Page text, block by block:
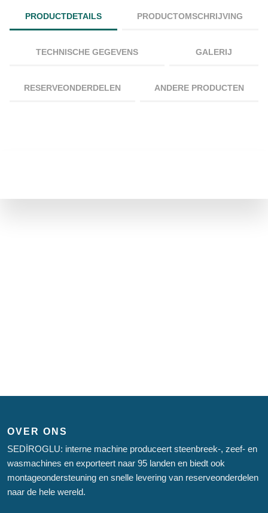
PRODUCTDETAILS PRODUCTOMSCHRIJVING
TECHNISCHE GEGEVENS GALERIJ
RESERVEONDERDELEN ANDERE PRODUCTEN
OVER ONS
SEDİROGLU: interne machine produceert steenbreek-, zeef- en
wasmachines en exporteert naar 95 landen en biedt ook
montageondersteuning en snelle levering van reserveonderdelen
naar de hele wereld.